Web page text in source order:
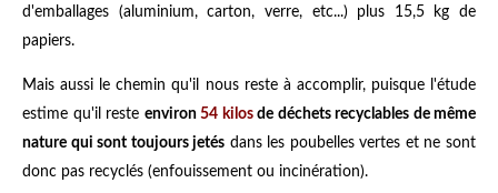
d'emballages (aluminium, carton, verre, etc...) plus 15,5 kg de
papiers.
Mais aussi le chemin qu'il nous reste à accomplir, puisque l'étude
estime qu'il reste environ 54 kilosde déchets recyclables de même
nature qui sont toujours jetés dans les poubelles vertes et ne sont
donc pas recyclés (enfouissement ou incinération).